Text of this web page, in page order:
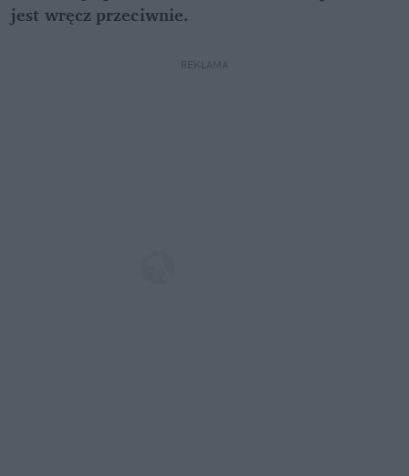
jest wręcz przeciwnie.
REKLAMA